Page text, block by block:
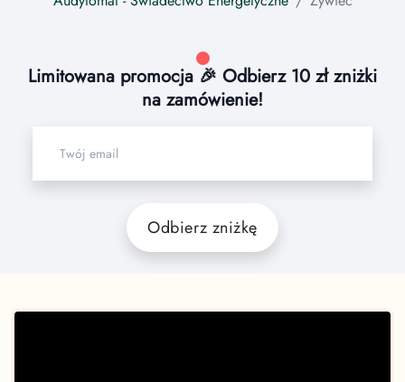
Limitowana promocja 🎉 Odbierz 10 zł zniżki
na zamówienie!
Odbierz zniżkę